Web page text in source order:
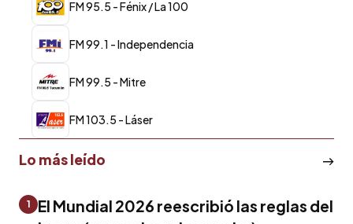
FM 95.5 - Fénix / La 100
FM 99.1 - Independencia
FM 99.5 - Mitre
FM 103.5 - Láser
Lo más leído
1
El Mundial 2026 reescribió las reglas del